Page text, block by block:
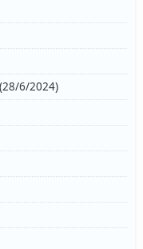
6/2024)